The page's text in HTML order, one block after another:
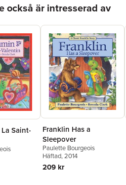
också är intresserad av
Saint-
Franklin Has a
Sleepover
Paulette Bourgeois
Häftad, 2014
209 kr